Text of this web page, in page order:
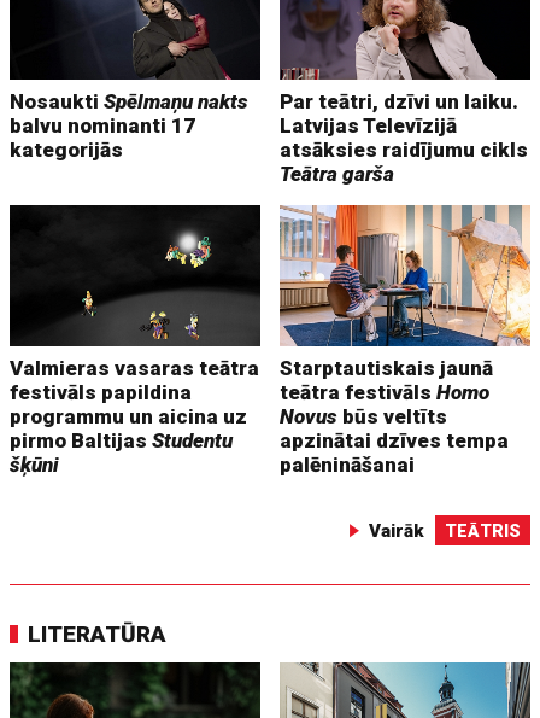
NosauktiSpēlmaņu nakts
balvu nominanti 17
kategorijās
Par teātri, dzīvi un laiku.
Latvijas Televīzijā
atsāksies raidījumu cikls
Teātra garša
Valmieras vasaras teātra
festivāls papildina
programmu un aicina uz
pirmo BaltijasStudentu
šķūni
Starptautiskais jaunā
teātra festivālsHomo
Novus būs veltīts
apzinātai dzīves tempa
palēnināšanai
Vairāk TEĀTRIS
LITERATŪRA